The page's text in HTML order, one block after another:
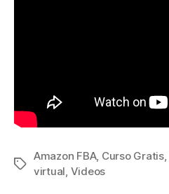
Etiquetas
Amazon FBA, Curso Gratis,
virtual, Videos